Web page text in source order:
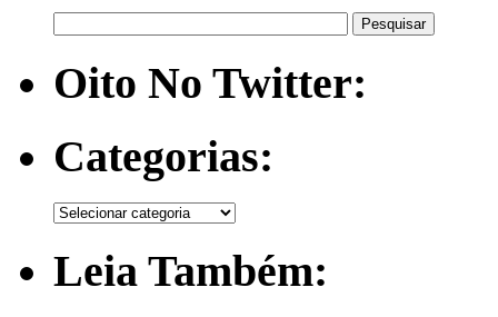
Oito No Twitter:
Categorias:
Leia Também: